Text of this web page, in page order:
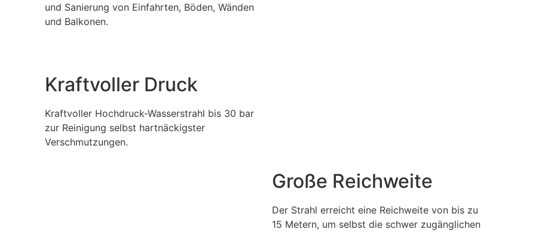
und Sanierung von Einfahrten, Böden, Wänden
und Balkonen.
Kraftvoller Druck
Kraftvoller Hochdruck-Wasserstrahl bis 30 bar
zur Reinigung selbst hartnäckigster
Verschmutzungen.
Große Reichweite
Der Strahl erreicht eine Reichweite von bis zu
15 Metern, um selbst die schwer zugänglichen